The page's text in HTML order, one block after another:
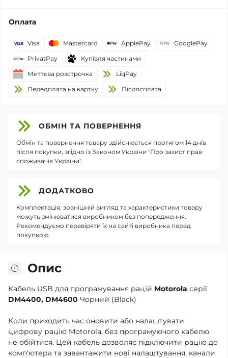
Оплата
Visa Mastercard ApplePay
GooglePay
PrivatPay
Купівля частинами
Миттєва розстрочка
LiqPay
Передплата на картку
Пiслясплата
Опис
Кабель USB для програмування рацій Motorola серії
DM4400, DM4600 Чорний (Black)
Коли приходить час оновити або налаштувати
цифрову рацію Motorola, без програмуючого кабелю
не обійтися. Цей кабель дозволяє підключити рацію до
комп'ютера та завантажити нові налаштування, канали
ОБМІН ТА ПОВЕРНЕННЯ
Обмін та повернення товару здійснюється протягом 14 днів
після покупки, згідно із Законом України "Про захист прав
споживачів України".
ДОДАТКОВО
Комплектація, зовнішній вигляд та характеристики товару
можуть змінюватися виробником без попередження.
Рекомендуємо перевіряти їх на сайті виробника перед
покупкою.